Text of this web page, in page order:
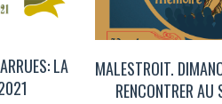
LA
MALESTROIT.
RENCONTRER